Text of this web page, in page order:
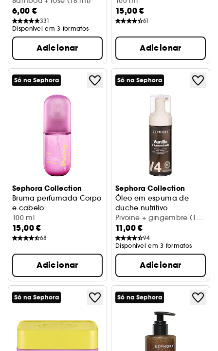
6,00 €
331
Disponível em 3 formatos
Adicionar
15,00 €
61
Adicionar
Só na Sephora
Sephora Collection
Bruma perfumada Corpo
e cabelo
Peónia + gengibre
100 ml
15,00 €
68
Adicionar
Só na Sephora
Sephora Collection
Óleo em espuma de
duche nutritivo
Limpa e nutre
Pivoine + gingembre (150
ml)
11,00 €
94
Disponível em 3 formatos
Adicionar
Só na Sephora Só na Sephora